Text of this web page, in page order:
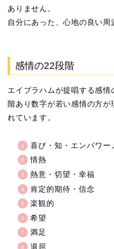
ありません。
自分にあった、心地の良い周
感情の22段階
エイブラハムが提唱する感
階あり数字が若い感情の方
れています。
喜び・知・エンパワー
情熱
熱意・切望・幸福
肯定的期待・信念
楽観的
希望
満足
退屈